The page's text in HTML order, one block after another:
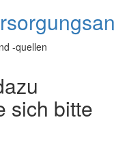
-quellen
sich bitte